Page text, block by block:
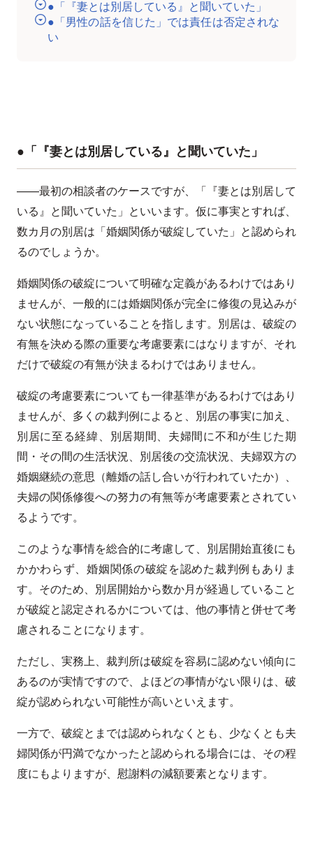
●「『妻とは別居している』と聞いていた」
●「男性の話を信じた」では責任は否定されな
い
●「『妻とは別居している』と聞いていた」
——最初の相談者のケースですが、「『妻とは別居して
いる』と聞いていた」といいます。仮に事実とすれば、
数カ月の別居は「婚姻関係が破綻していた」と認められ
るのでしょうか。
婚姻関係の破綻について明確な定義があるわけではあり
ませんが、一般的には婚姻関係が完全に修復の見込みが
ない状態になっていることを指します。別居は、破綻の
有無を決める際の重要な考慮要素にはなりますが、それ
だけで破綻の有無が決まるわけではありません。
破綻の考慮要素についても一律基準があるわけではあり
ませんが、多くの裁判例によると、別居の事実に加え、
別居に至る経緯、別居期間、夫婦間に不和が生じた期
間・その間の生活状況、別居後の交流状況、夫婦双方の
婚姻継続の意思（離婚の話し合いが行われていたか）、
夫婦の関係修復への努力の有無等が考慮要素とされてい
るようです。
このような事情を総合的に考慮して、別居開始直後にも
かかわらず、婚姻関係の破綻を認めた裁判例もありま
す。そのため、別居開始から数か月が経過していること
が破綻と認定されるかについては、他の事情と併せて考
慮されることになります。
ただし、実務上、裁判所は破綻を容易に認めない傾向に
あるのが実情ですので、よほどの事情がない限りは、破
綻が認められない可能性が高いといえます。
一方で、破綻とまでは認められなくとも、少なくとも夫
婦関係が円満でなかったと認められる場合には、その程
度にもよりますが、慰謝料の減額要素となります。